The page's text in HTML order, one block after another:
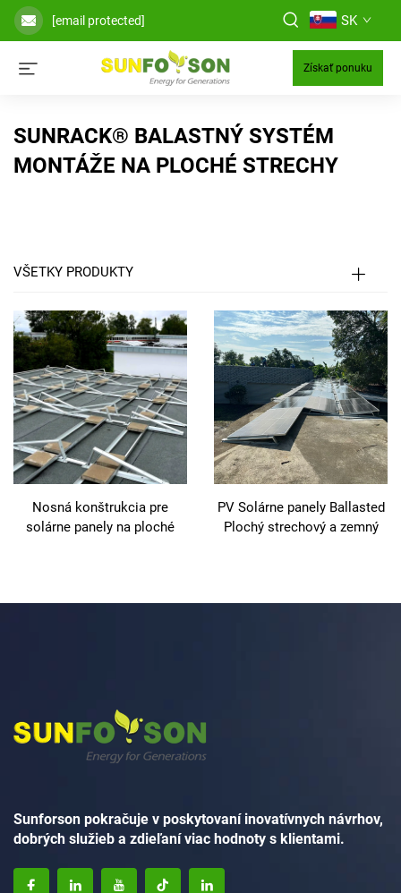
[email protected] SK
Získať ponuku
SUNRACK® BALASTNÝ SYSTÉM
MONTÁŽE NA PLOCHÉ STRECHY
VŠETKY PRODUKTY
Nosná konštrukcia pre
solárne panely na ploché
PV Solárne panely Ballasted
Plochý strechový a zemný
Sunforson pokračuje v poskytovaní inovatívnych návrhov,
dobrých služieb a zdieľaní viac hodnoty s klientami.